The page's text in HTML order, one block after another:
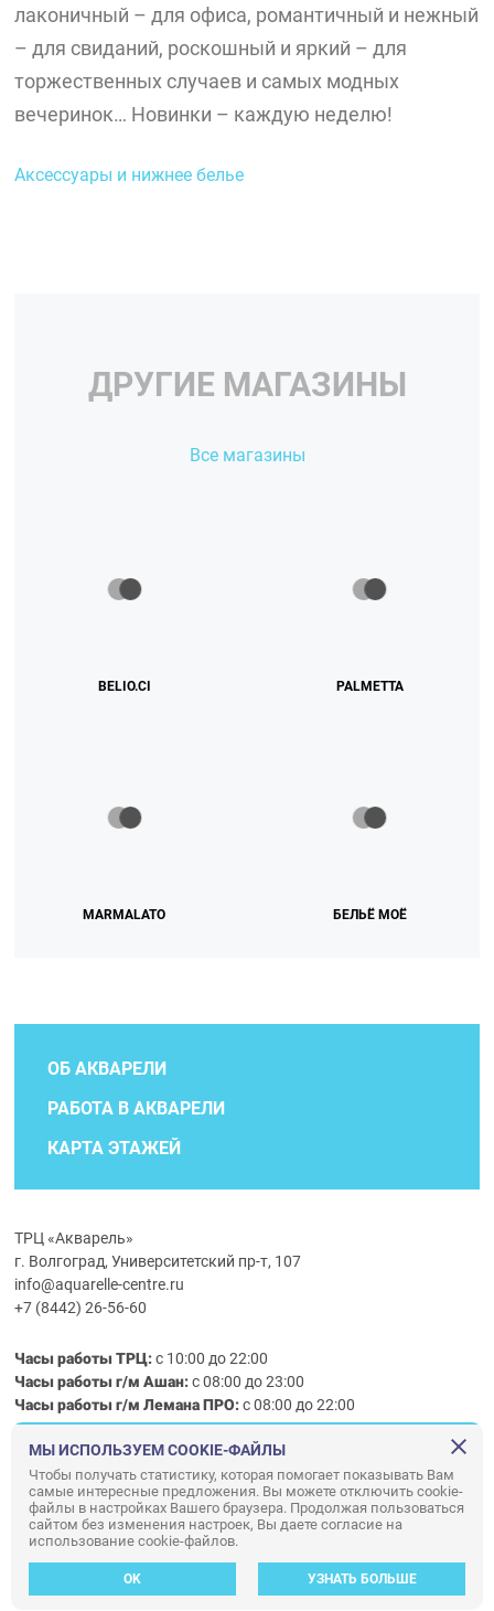
лаконичный – для офиса, романтичный и нежный
– для свиданий, роскошный и яркий – для
торжественных случаев и самых модных
вечеринок… Новинки – каждую неделю!
Аксессуары и нижнее белье
ДРУГИЕ МАГАЗИНЫ
Все магазины
BELIO.CI PALMETTA
MARMALATO БЕЛЬЁ МОЁ
ОБ АКВАРЕЛИ
РАБОТА В АКВАРЕЛИ
КАРТА ЭТАЖЕЙ
ТРЦ «Акварель»
г. Волгоград, Университетский пр-т, 107
info@aquarelle-centre.ru
+7 (8442) 26-56-60
Часы работы ТРЦ:с 10:00 до 22:00
Часы работы г/м Ашан:с 08:00 до 23:00
Часы работыг/мЛемана ПРО:с 08:00 до 22:00
Правила посещения ТРЦ «Акварель»
ООО «АКВАРЕЛЬ»
© ООО «Акварель» 2010–2026. All right reserved.
Дизайн концепция сайта —
Адаптивный дизайн и программирование —34 ВЕБ
МЫ ИСПОЛЬЗУЕМ COOKIE-ФАЙЛЫ
Чтобы получать статистику, которая помогает показывать Вам
самые интересные предложения. Вы можете отключить cookie-
файлы в настройках Вашего браузера. Продолжая пользоваться
сайтом без изменения настроек, Вы даете согласие на
использование cookie-файлов.
OK УЗНАТЬ БОЛЬШЕ